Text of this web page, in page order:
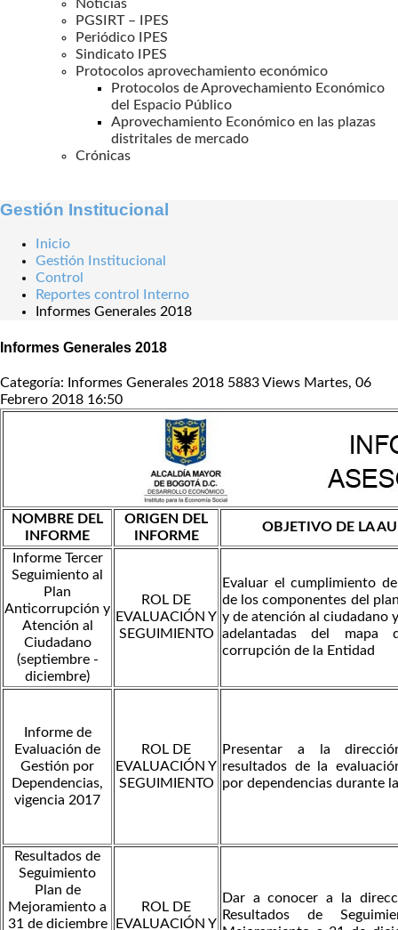
Noticias
PGSIRT – IPES
Periódico IPES
Sindicato IPES
Protocolos aprovechamiento económico
Protocolos de Aprovechamiento Económico
del Espacio Público
Aprovechamiento Económico en las plazas
distritales de mercado
Crónicas
Gestión Institucional
Inicio
Gestión Institucional
Control
Reportes control Interno
Informes Generales 2018
Informes Generales 2018
Categoría: Informes Generales 2018 5883 Views Martes, 06
Febrero 2018 16:50
NOMBRE DEL
INFORME
ORIGEN DEL
INFORME
OBJETIVO DE LA
Informe Tercer
Seguimiento al
Plan
Anticorrupción y
Atención al
Ciudadano
(septiembre -
diciembre)
ROL DE
EVALUACIÓN Y
SEGUIMIENTO
Evaluar el cumplimiento
de los componentes del
y de atención al ciudadano
adelantadas del mapa
corrupción de la Entidad
Informe de
Evaluación de
Gestión por
Dependencias,
vigencia 2017
ROL DE
EVALUACIÓN Y
SEGUIMIENTO
Presentar a la
resultados de la
por dependencias durante
Resultados de
Seguimiento
Plan de
Mejoramiento a
31 de diciembre
ROL DE
EVALUACIÓN Y
Dar a conocer a la
Resultados de